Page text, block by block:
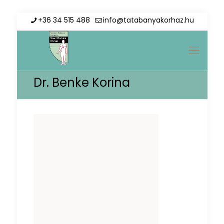
+36 34 515 488 info@tatabanyakorhaz.hu
Dr. Benke Korina